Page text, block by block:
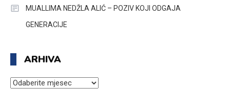
MUALLIMA NEDŽLA ALIĆ – POZIV KOJI ODGAJA
GENERACIJE
ARHIVA
ARHIVA